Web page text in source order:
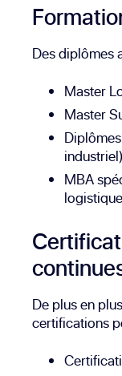
Des diplômes
Master
Master
industriel)
MBA
logistique
De plus en
certifications